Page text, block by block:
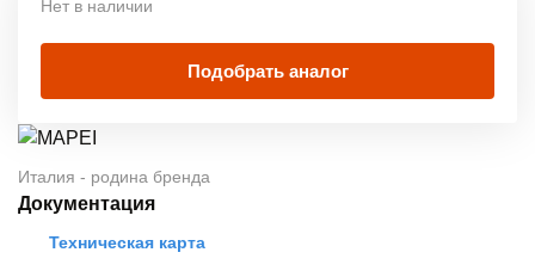
Италия - родина бренда
Документация
Техническая карта
Нет в наличии
Подобрать аналог